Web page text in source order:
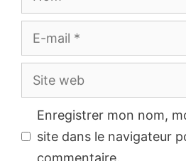
E-
mail
Site
web
Enregistrer mon nom,
site dans le navigateur
commentaire.